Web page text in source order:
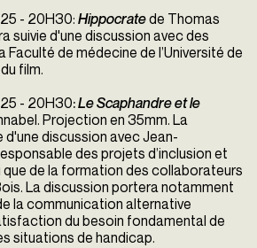
- 20H30: Hippocratede Thomas
suivie d'une discussion avec des
Faculté de médecine de l’Université de
film.
- 20H30:Le Scaphandre et le
Projection en 35mm. La
discussion avec Jean-
des projets d’inclusion et
de la formation des collaborateurs
La discussion portera notamment
la communication alternative
du besoin fondamental de
situations de handicap.